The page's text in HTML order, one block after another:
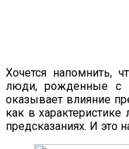
Хочется напомнить,
люди, рожденные с
оказывает влияние
как в характеристике
предсказаниях. И это